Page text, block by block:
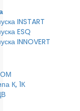
INSTART
ESQ
INNOVERT
К, 1К